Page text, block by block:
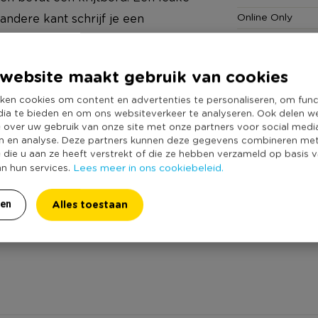
maakt gebruik van cookies
cookies om content en advertenties te personaliseren, om
te bieden en om ons websiteverkeer te analyseren. Ook delen
uw gebruik van onze site met onze partners voor social
en analyse. Deze partners kunnen deze gegevens combineren
u aan ze heeft verstrekt of die ze hebben verzameld op basis
hun services. Lees meer in ons cookiebeleid.
Alles toestaan
kant schrijf je een
een foto met een afmeting van
van whitewash, waardoor de
Online Only
Materiaal
Producthoogte
Kleur
Productlengte
Geschikt voor